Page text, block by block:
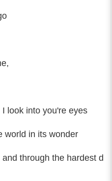
look into you're eyes
world in its wonder
through the hardest d